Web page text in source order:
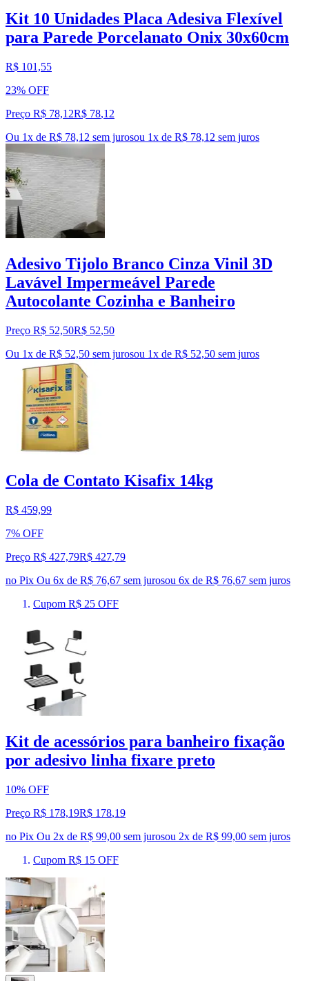
Kit 10 Unidades Placa Adesiva Flexível
para Parede Porcelanato Onix 30x60cm
R$ 101,55
23% OFF
Preço R$ 78,12R$ 78,12
Ou 1x de R$ 78,12 sem jurosou 1x de R$ 78,12 sem juros
Adesivo Tijolo Branco Cinza Vinil 3D
Lavável Impermeável Parede
Autocolante Cozinha e Banheiro
Preço R$ 52,50R$ 52,50
Ou 1x de R$ 52,50 sem jurosou 1x de R$ 52,50 sem juros
Cola de Contato Kisafix 14kg
R$ 459,99
7% OFF
Preço R$ 427,79R$ 427,79
no Pix Ou 6x de R$ 76,67 sem jurosou 6x de R$ 76,67 sem juros
Cupom R$ 25 OFF
Kit de acessórios para banheiro fixação
por adesivo linha fixare preto
10% OFF
Preço R$ 178,19R$ 178,19
no Pix Ou 2x de R$ 99,00 sem jurosou 2x de R$ 99,00 sem juros
Cupom R$ 15 OFF